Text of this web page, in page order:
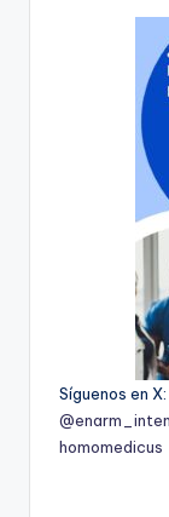
Síguenos en X:
homomedicus